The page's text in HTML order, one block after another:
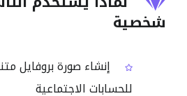
شخصية
إنشاء صورة بروفايل
للحسابات الاجتماعية